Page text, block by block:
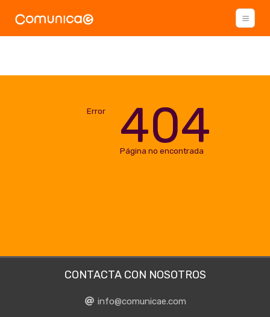
Error 404
Página no encontrada
CONTACTA CON NOSOTROS
info@comunicae.com